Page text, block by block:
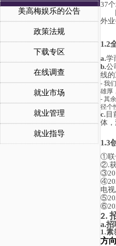
美高梅娱乐的公告
政策法规
下载专区
在线调查
就业市场
就业管理
就业指导
37
外
1.2
a.学
b.公
线的
- 我
雄厚
- 其
径个
c. 目
体
1.3
①
②.
③
④
电
⑤
⑥
2.
a.招
1.素
方